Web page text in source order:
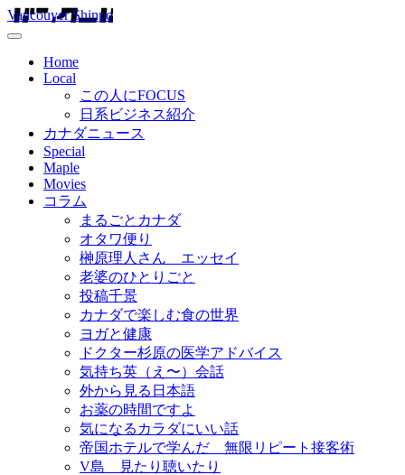
Vancouver Shinpo
Home
Local
この人にFOCUS
日系ビジネス紹介
カナダニュース
Special
Maple
Movies
コラム
まるごとカナダ
オタワ便り
榊原理人さん エッセイ
老婆のひとりごと
投稿千景
カナダで楽しむ食の世界
ヨガと健康
ドクター杉原の医学アドバイス
気持ち英（え〜）会話
外から見る日本語
お薬の時間ですよ
気になるカラダにいい話
帝国ホテルで学んだ 無限リピート接客術
V島 見たり聴いたり